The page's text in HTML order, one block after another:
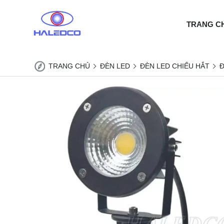
TRANG
TRANG CHỦ ĐÈN LED ĐÈN LED CHIẾU HẮT